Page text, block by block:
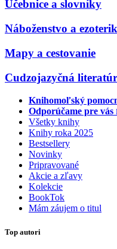
Učebnice a slovníky
Náboženstvo a
Mapy a cestovanie
Cudzojazyčná
Knihomoľský
Odporúčame pre vás
Všetky knihy
Knihy roka 2025
Bestsellery
Novinky
Pripravované
Akcie a zľavy
Kolekcie
BookTok
Mám záujem o titul
Top autori